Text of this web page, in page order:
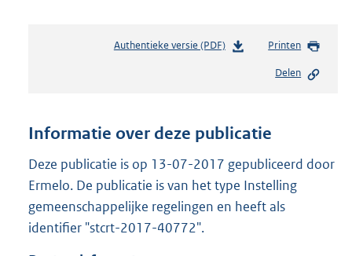
Authentieke versie (PDF)b
n
s
r
o
Printen
Delen
Informatie over deze publicatie
Deze publicatie is op 13-07-2017 gepubliceerd door
Ermelo. De publicatie is van het type Instelling
gemeenschappelijke regelingen en heeft als
identifier "stcrt-2017-40772".